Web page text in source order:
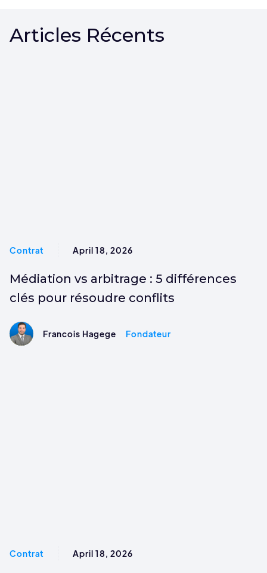
Articles Récents
Contrat April 18, 2026
Médiation vs arbitrage : 5 différences
clés pour résoudre conflits
Francois Hagege Fondateur
Contrat April 18, 2026